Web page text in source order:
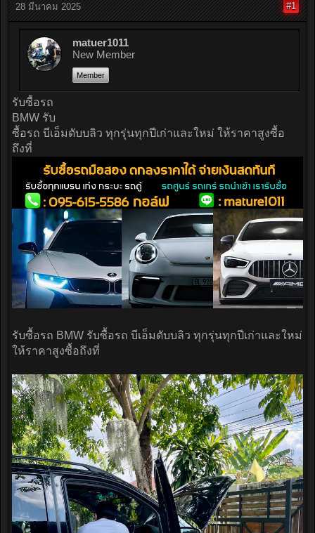
28 มีนาคม 2025 #1
matuer1011
New Member
Member
รับซื้อรถ
BMW รับ
ซื้อรถ บีเอ็มดับบลิว ทุกรุ่นทุกปีเก่าและใหม่ ให้ราคาสูงซื้อ
ถึงที่
รับซื้อรถ BMW รับซื้อรถ บีเอ็มดับบลิว ทุกรุ่นทุกปีเก่าและใหม่
ให้ราคาสูงซื้อถึงที่